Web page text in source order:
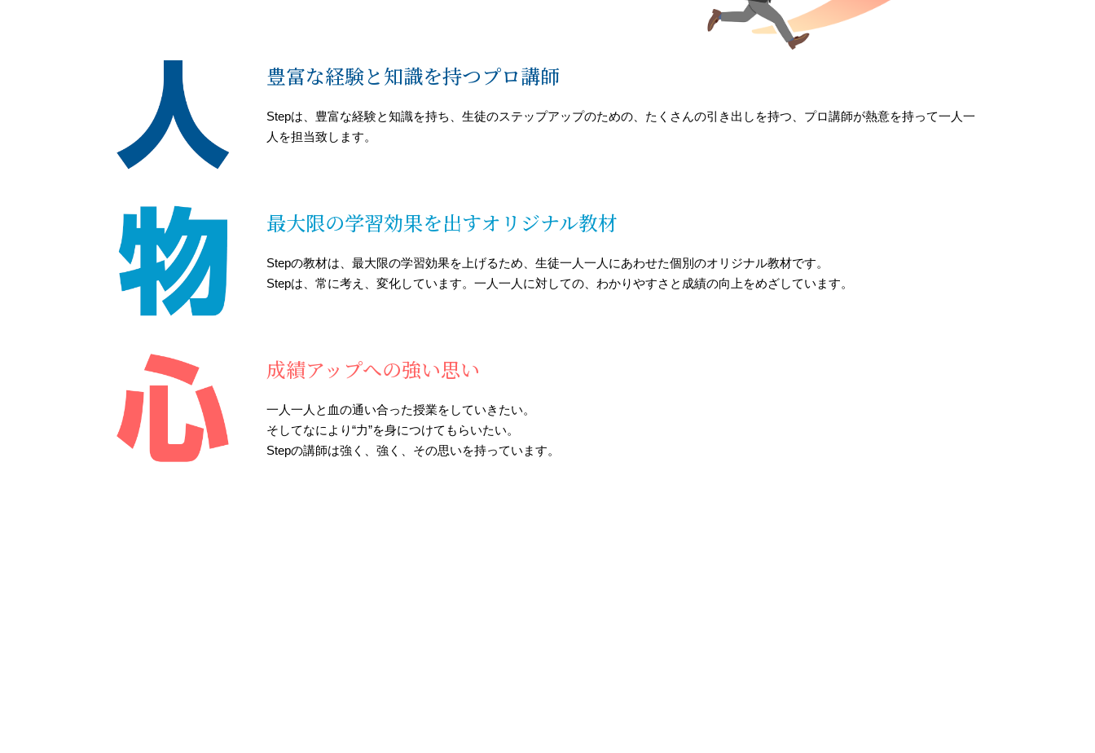
豊富な経験と知識を持つプロ講師
Stepは、豊富な経験と知識を持ち、生徒のステップアップのための、たくさんの引き出しを持つ、プロ講師が熱意を持って一人一
人を担当致します。
最大限の学習効果を出すオリジナル教材
Stepの教材は、最大限の学習効果を上げるため、生徒一人一人にあわせた個別のオリジナル教材です。
Stepは、常に考え、変化しています。一人一人に対しての、わかりやすさと成績の向上をめざしています。
成績アップへの強い思い
一人一人と血の通い合った授業をしていきたい。
そしてなにより“力”を身につけてもらいたい。
Stepの講師は強く、強く、その思いを持っています。